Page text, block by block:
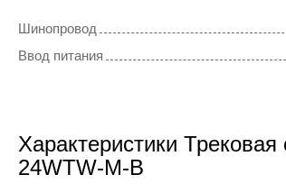
Шинопровод
Ввод питания
Характеристики
24WTW-M-B